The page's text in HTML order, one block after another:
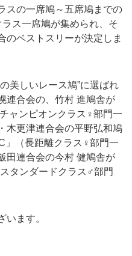
スの一席鳩～五席鳩までの
ス一席鳩が集められ、そ
のベストスリーが決定しま
美しいレース鳩”に選ばれ
連合会の、竹村 進鳩舎が
ャンピオンクラス♀部門一
木更津連合会の平野弘和鳩
」（長距離クラス♀部門一
田連合会の今村 健鳩舎が
タンダードクラス♂部門
います。